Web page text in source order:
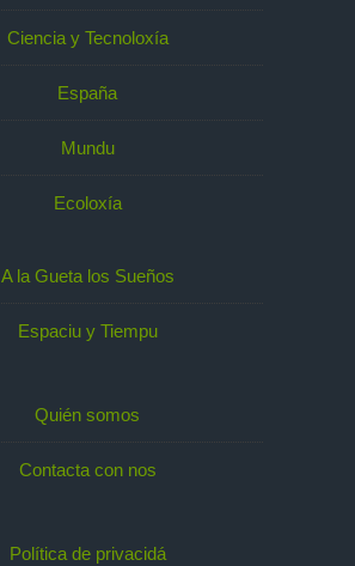
Ciencia y Tecnoloxía
España
Mundu
Ecoloxía
A la Gueta los Sueños
Espaciu y Tiempu
Quién somos
Contacta con nos
Política de privacidá